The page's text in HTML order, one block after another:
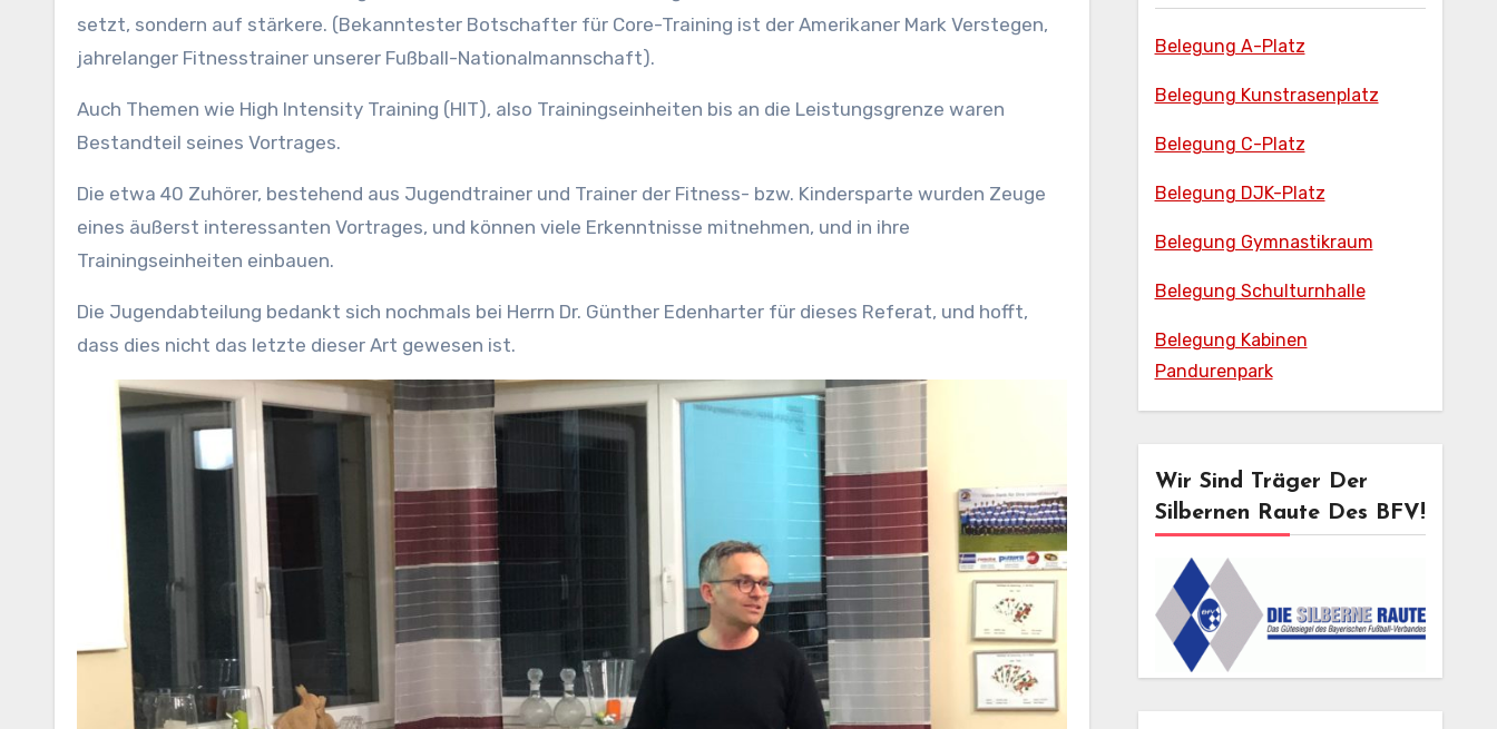
setzt, sondern auf stärkere. (Bekanntester Botschafter für Core-Training ist der Amerikaner Mark Verstegen,
jahrelanger Fitnesstrainer unserer Fußball-Nationalmannschaft).
Auch Themen wie High Intensity Training (HIT), also Trainingseinheiten bis an die Leistungsgrenze waren
Bestandteil seines Vortrages.
Die etwa 40 Zuhörer, bestehend aus Jugendtrainer und Trainer der Fitness- bzw. Kindersparte wurden Zeuge
eines äußerst interessanten Vortrages, und können viele Erkenntnisse mitnehmen, und in ihre
Trainingseinheiten einbauen.
Die Jugendabteilung bedankt sich nochmals bei Herrn Dr. Günther Edenharter für dieses Referat, und hofft,
dass dies nicht das letzte dieser Art gewesen ist.
Belegung A-Platz
Belegung Kunstrasenplatz
Belegung C-Platz
Belegung DJK-Platz
Belegung Gymnastikraum
Belegung Schulturnhalle
Belegung Kabinen
Pandurenpark
Wir Sind Träger Der
Silbernen Raute Des BFV!